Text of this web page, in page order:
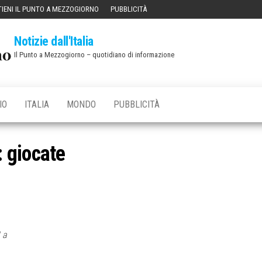
IL PUNTO A MEZZOGIORNO PUBBLICITÀ
Notizie dall'Italia
Il Punto a Mezzogiorno – quotidiano di informazione
ITALIA MONDO PUBBLICITÀ
giocate
a